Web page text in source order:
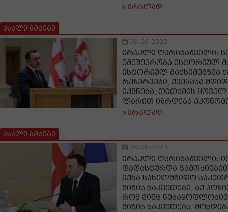
ვრცლად
ახალი ამბები
30-06-2023
ირაკლი ღარიბაშვილი:
უმუშევრობა ისტორიულ
ისტორიულ მაქსიმუმზეა
რეზერვები, ქვეყანა
იქმნება, თითქმის
ლარით იზრდება
ვრცლად
ახალი ამბები
30-06-2023
ირაკლი ღარიბაშვილი:
დადასტურდა
იქნა სახელმწიფო
მიწის ნაკვეთები, აქ
რომ ვინც
მიწის ნაკვეთებს,